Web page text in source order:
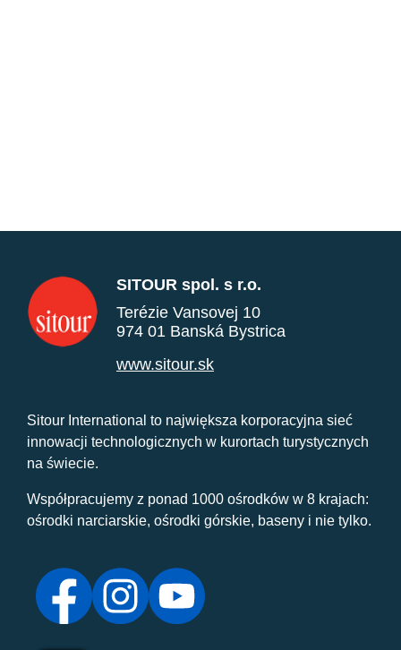
SITOUR spol. s r.o.
Terézie Vansovej 10
974 01 Banská Bystrica
www.sitour.sk
Sitour International to największa korporacyjna sieć
innowacji technologicznych w kurortach turystycznych
na świecie.
Współpracujemy z ponad 1000 ośrodków w 8 krajach:
ośrodki narciarskie, ośrodki górskie, baseny i nie tylko.